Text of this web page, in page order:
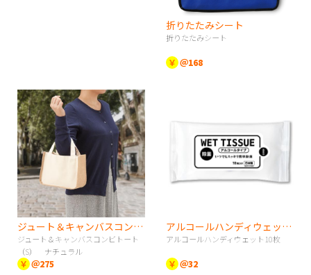
折りたたみシート
折りたたみシート
￥ ＠168
ジュート＆キャンバスコンビトート（S） ナチュラル
ジュート＆キャンバスコンビトート
（S） ナチュラル
￥ ＠275
アルコールハンディウェット10枚
アルコールハンディウェット10枚
￥ ＠32